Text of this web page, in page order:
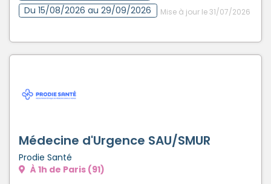
Du 15/08/2026 au 29/09/2026
Mise à jour le 31/07/2026
Médecine d'Urgence SAU/SMUR
Prodie Santé
À 1h de Paris (91)